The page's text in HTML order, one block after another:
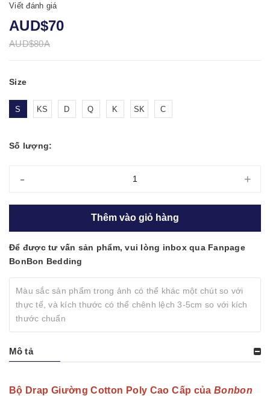
Viết đánh giá
AUD$70
AUD$80A
Size
S KS D Q K SK C
Số lượng:
- +
Thêm vào giỏ hàng
Để được tư vấn sản phẩm, vui lòng inbox qua Fanpage
BonBon Bedding
Màu sắc sản phẩm trong ảnh có thể khác một chút so với
thực tế, và kích thước có thể chênh lệch 3-5cm so với kích
thước chuẩn
Mô tả
Bộ Drap Giường Cotton Poly Cao Cấp củaBonbon